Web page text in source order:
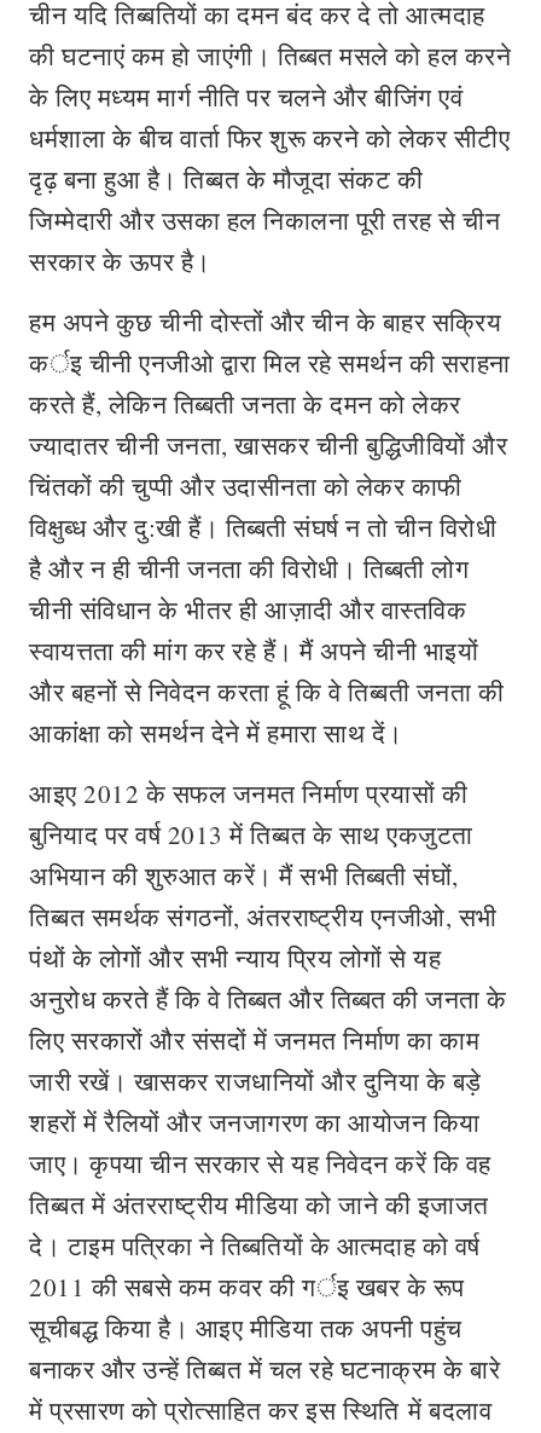
चीन यदि तिब्बतियों का दमन बंद कर दे तो आत्मदाह
की घटनाएं कम हो जाएंगी। तिब्बत मसले को हल करने
के लिए मध्यम मार्ग नीति पर चलने और बीजिंग एवं
धर्मशाला के बीच वार्ता फिर शुरू करने को लेकर सीटीए
दृढ़ बना हुआ है। तिब्बत के मौजूदा संकट की
जिम्मेदारी और उसका हल निकालना पूरी तरह से चीन
सरकार के ऊपर है।
हम अपने कुछ चीनी दोस्तों और चीन के बाहर सक्रिय
कर्इ चीनी एनजीओ द्वारा मिल रहे समर्थन की सराहना
करते हैं, लेकिन तिब्बती जनता के दमन को लेकर
ज्यादातर चीनी जनता, खासकर चीनी बुद्धिजीवियों और
चिंतकों की चुप्पी और उदासीनता को लेकर काफी
विक्षुब्ध और दु:खी हैं। तिब्बती संघर्ष न तो चीन विरोधी
है और न ही चीनी जनता की विरोधी। तिब्बती लोग
चीनी संविधान के भीतर ही आज़ादी और वास्तविक
स्वायत्तता की मांग कर रहे हैं। मैं अपने चीनी भाइयों
और बहनों से निवेदन करता हूं कि वे तिब्बती जनता की
आकांक्षा को समर्थन देने में हमारा साथ दें।
आइए 2012 के सफल जनमत निर्माण प्रयासों की
बुनियाद पर वर्ष 2013 में तिब्बत के साथ एकजुटता
अभियान की शुरुआत करें। मैं सभी तिब्बती संघों,
तिब्बत समर्थक संगठनों, अंतरराष्ट्रीय एनजीओ, सभी
पंथों के लोगों और सभी न्याय प्रिय लोगों से यह
अनुरोध करते हैं कि वे तिब्बत और तिब्बत की जनता के
लिए सरकारों और संसदों में जनमत निर्माण का काम
जारी रखें। खासकर राजधानियों और दुनिया के बड़े
शहरों में रैलियों और जनजागरण का आयोजन किया
जाए। कृपया चीन सरकार से यह निवेदन करें कि वह
तिब्बत में अंतरराष्ट्रीय मीडिया को जाने की इजाजत
दे। टाइम पत्रिका ने तिब्बतियों के आत्मदाह को वर्ष
2011 की सबसे कम कवर की गर्इ खबर के रूप
सूचीबद्ध किया है। आइए मीडिया तक अपनी पहुंच
बनाकर और उन्हें तिब्बत में चल रहे घटनाक्रम के बारे
में प्रसारण को प्रोत्साहित कर इस स्थिति में बदलाव